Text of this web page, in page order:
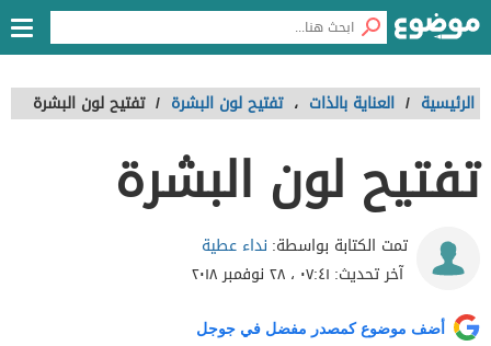
الرئيسية / العناية بالذات ، تفتيح لون البشرة / تفتيح لون البشرة
تفتيح لون البشرة
تمت الكتابة بواسطة: نداء عطية
آخر تحديث: ٠٧:٤١ ، ٢٨ نوفمبر ٢٠١٨
أضف موضوع كمصدر مفضل في جوجل